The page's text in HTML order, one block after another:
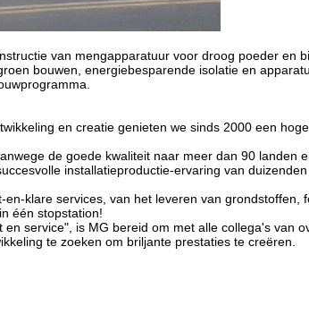
van mengapparatuur voor droog poeder en
bouwen, energiebesparende isolatie en
en creatie genieten we sinds 2000 een
de goede kwaliteit naar meer dan 90 landen
installatieproductie-ervaring van
klare services, van het leveren van grondstoffen,
één stopstation!
service", is MG bereid om met alle collega's van
te zoeken om briljante prestaties te creëren.